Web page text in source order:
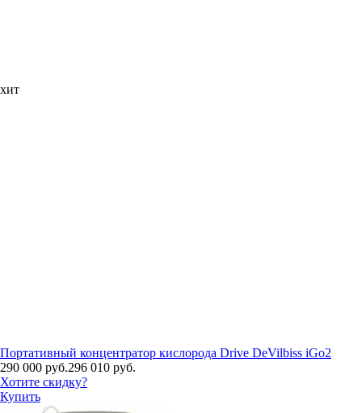
хит
Портативный концентратор кислорода Drive DeVilbiss iGo2
290 000 руб.296 010 руб.
Хотите скидку?
Купить